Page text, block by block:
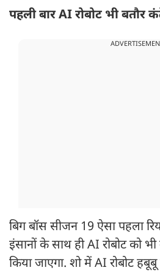
पहली बार AI रोबोट भी बतौर
बिग बॉस सीजन 19 ऐसा पहला
इंसानों के साथ ही AI रोबोट को
किया जाएगा. शो में AI रोबोट